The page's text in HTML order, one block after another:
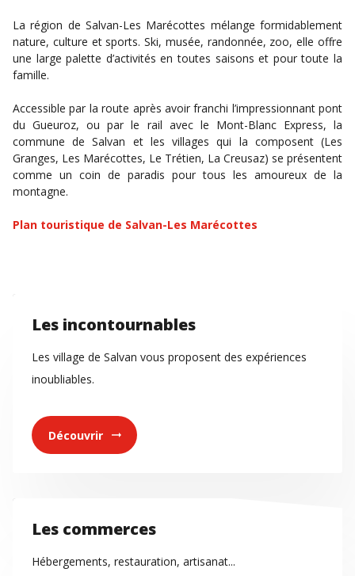
La région de Salvan-Les Marécottes mélange formidablement
nature, culture et sports. Ski, musée, randonnée, zoo, elle offre
une large palette d’activités en toutes saisons et pour toute la
famille.
Accessible par la route après avoir franchi l’impressionnant pont
du Gueuroz, ou par le rail avec le Mont-Blanc Express, la
commune de Salvan et les villages qui la composent (Les
Granges, Les Marécottes, Le Trétien, La Creusaz) se présentent
comme un coin de paradis pour tous les amoureux de la
montagne.
Plan touristique de Salvan-Les Marécottes
Les incontournables
Les village de Salvan vous proposent des expériences
inoubliables.
Découvrir arrow_right_alt
Les commerces
Hébergements, restauration, artisanat...